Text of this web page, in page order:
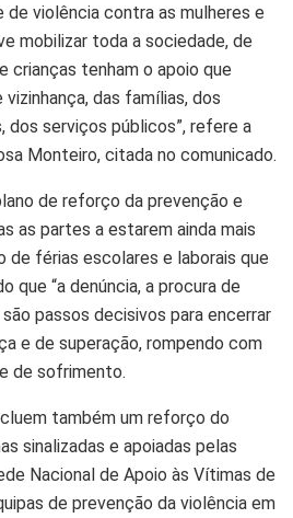
de violência contra as mulheres e
mobilizar toda a sociedade, de
crianças tenham o apoio que
das famílias, dos
dos serviços públicos”, refere a
Monteiro, citada no comunicado.
de reforço da prevenção e
as partes a estarem ainda mais
férias escolares e laborais que
que “a denúncia, a procura de
passos decisivos para encerrar
e de superação, rompendo com
de sofrimento.
também um reforço do
sinalizadas e apoiadas pelas
Nacional de Apoio às Vítimas de
de prevenção da violência em